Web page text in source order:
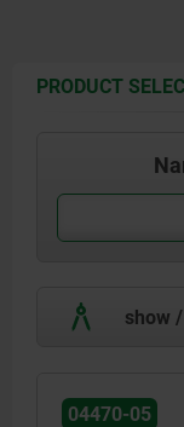
PRODUCT
show
04470-05